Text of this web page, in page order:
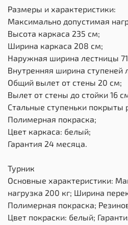
Размеры и характеристики:
Максимально допустимая
Высота каркаса 235 см;
Ширина каркаса 208 см;
Наружная ширина лестницы
Внутренняя ширина ступеней
Общий вылет от стены 20 см;
Вылет от стены до стойки 16
Стальные ступеньки покрыты
Полимерная покраска;
Цвет каркаса: белый;
Гарантия 24 месяца.
Турник
Основные характеристики:
нагрузка 200 кг; Ширина
Полимерная покраска;
Цвет покраски: белый;